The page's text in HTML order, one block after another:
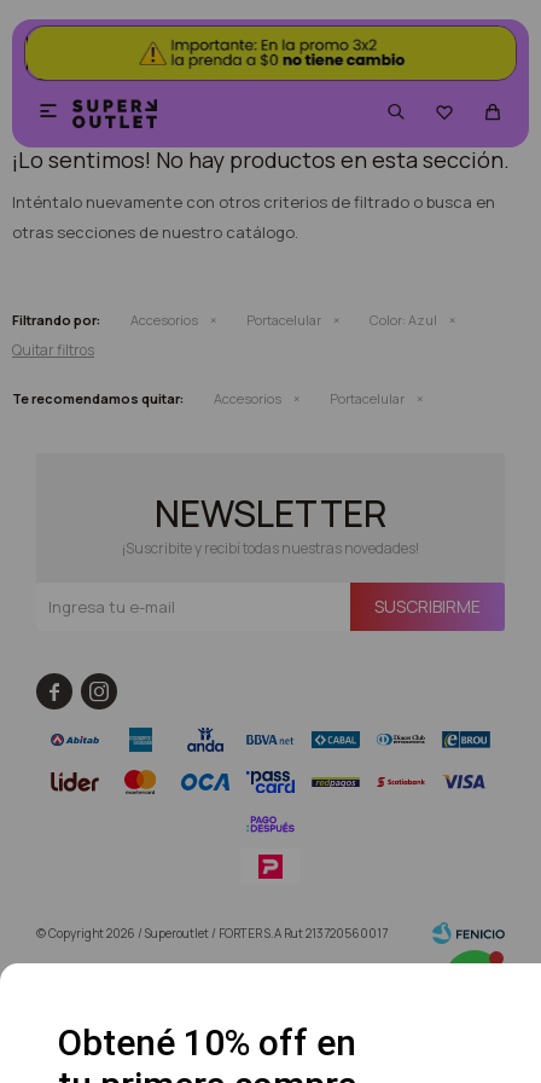

 NO SE HAN RECUPERADO PRODUCTOS
¡Lo sentimos! No hay productos en esta sección.
Inténtalo nuevamente con otros criterios de filtrado o busca en
otras secciones de nuestro catálogo.
Filtrando por: Accesorios Portacelular Color: Azul
Quitar filtros
Te recomendamos quitar: Accesorios Portacelular
NEWSLETTER
¡Suscribite y recibí todas nuestras novedades!
SUSCRIBIRME
 
© Copyright 2026 / Superoutlet / FORTER S.A Rut 213720560017
Obtené 10% off en